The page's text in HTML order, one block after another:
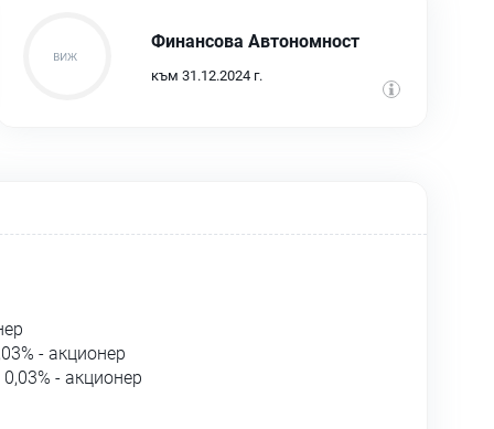
Финансова Автономност
към 31.12.2024 г.
- акционер
0,03% - акционер